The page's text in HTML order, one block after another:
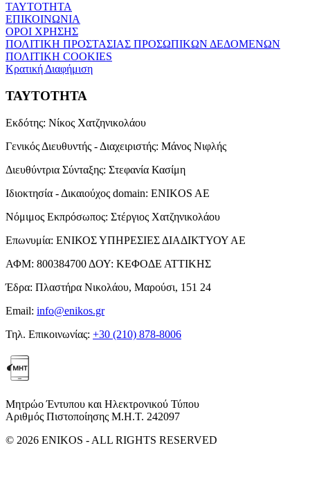
ΤΑΥΤΟΤΗΤΑ
ΕΠΙΚΟΙΝΩΝΙΑ
ΟΡΟΙ ΧΡΗΣΗΣ
ΠΟΛΙΤΙΚΗ ΠΡΟΣΤΑΣΙΑΣ ΠΡΟΣΩΠΙΚΩΝ ΔΕΔΟΜΕΝΩΝ
ΠΟΛΙΤΙΚΗ COOKIES
Κρατική Διαφήμιση
ΤΑΥΤΟΤΗΤΑ
Εκδότης: Νίκος Χατζηνικολάου
Γενικός Διευθυντής - Διαχειριστής: Μάνος Νιφλής
Διευθύντρια Σύνταξης: Στεφανία Κασίμη
Ιδιοκτησία - Δικαιούχος domain: ENIKOS AE
Νόμιμος Εκπρόσωπος: Στέργιος Χατζηνικολάου
Επωνυμία: ΕΝΙΚΟΣ ΥΠΗΡΕΣΙΕΣ ΔΙΑΔΙΚΤΥΟΥ ΑΕ
ΑΦΜ: 800384700 ΔΟΥ: ΚΕΦΟΔΕ ΑΤΤΙΚΗΣ
Έδρα: Πλαστήρα Νικολάου, Μαρούσι, 151 24
Email: info@enikos.gr
Τηλ. Επικοινωνίας: +30 (210) 878-8006
Μητρώο Έντυπου και Ηλεκτρονικού Τύπου
Αριθμός Πιστοποίησης Μ.Η.Τ. 242097
© 2026 ENIKOS - ALL RIGHTS RESERVED